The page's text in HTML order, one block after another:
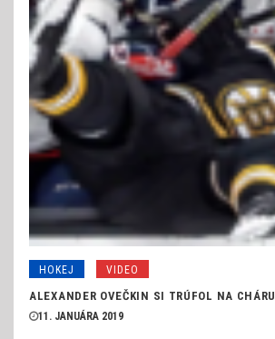
HOKEJ VIDEO
ALEXANDER OVEČKIN SI TRÚFOL NA CHÁRU
11. JANUÁRA 2019